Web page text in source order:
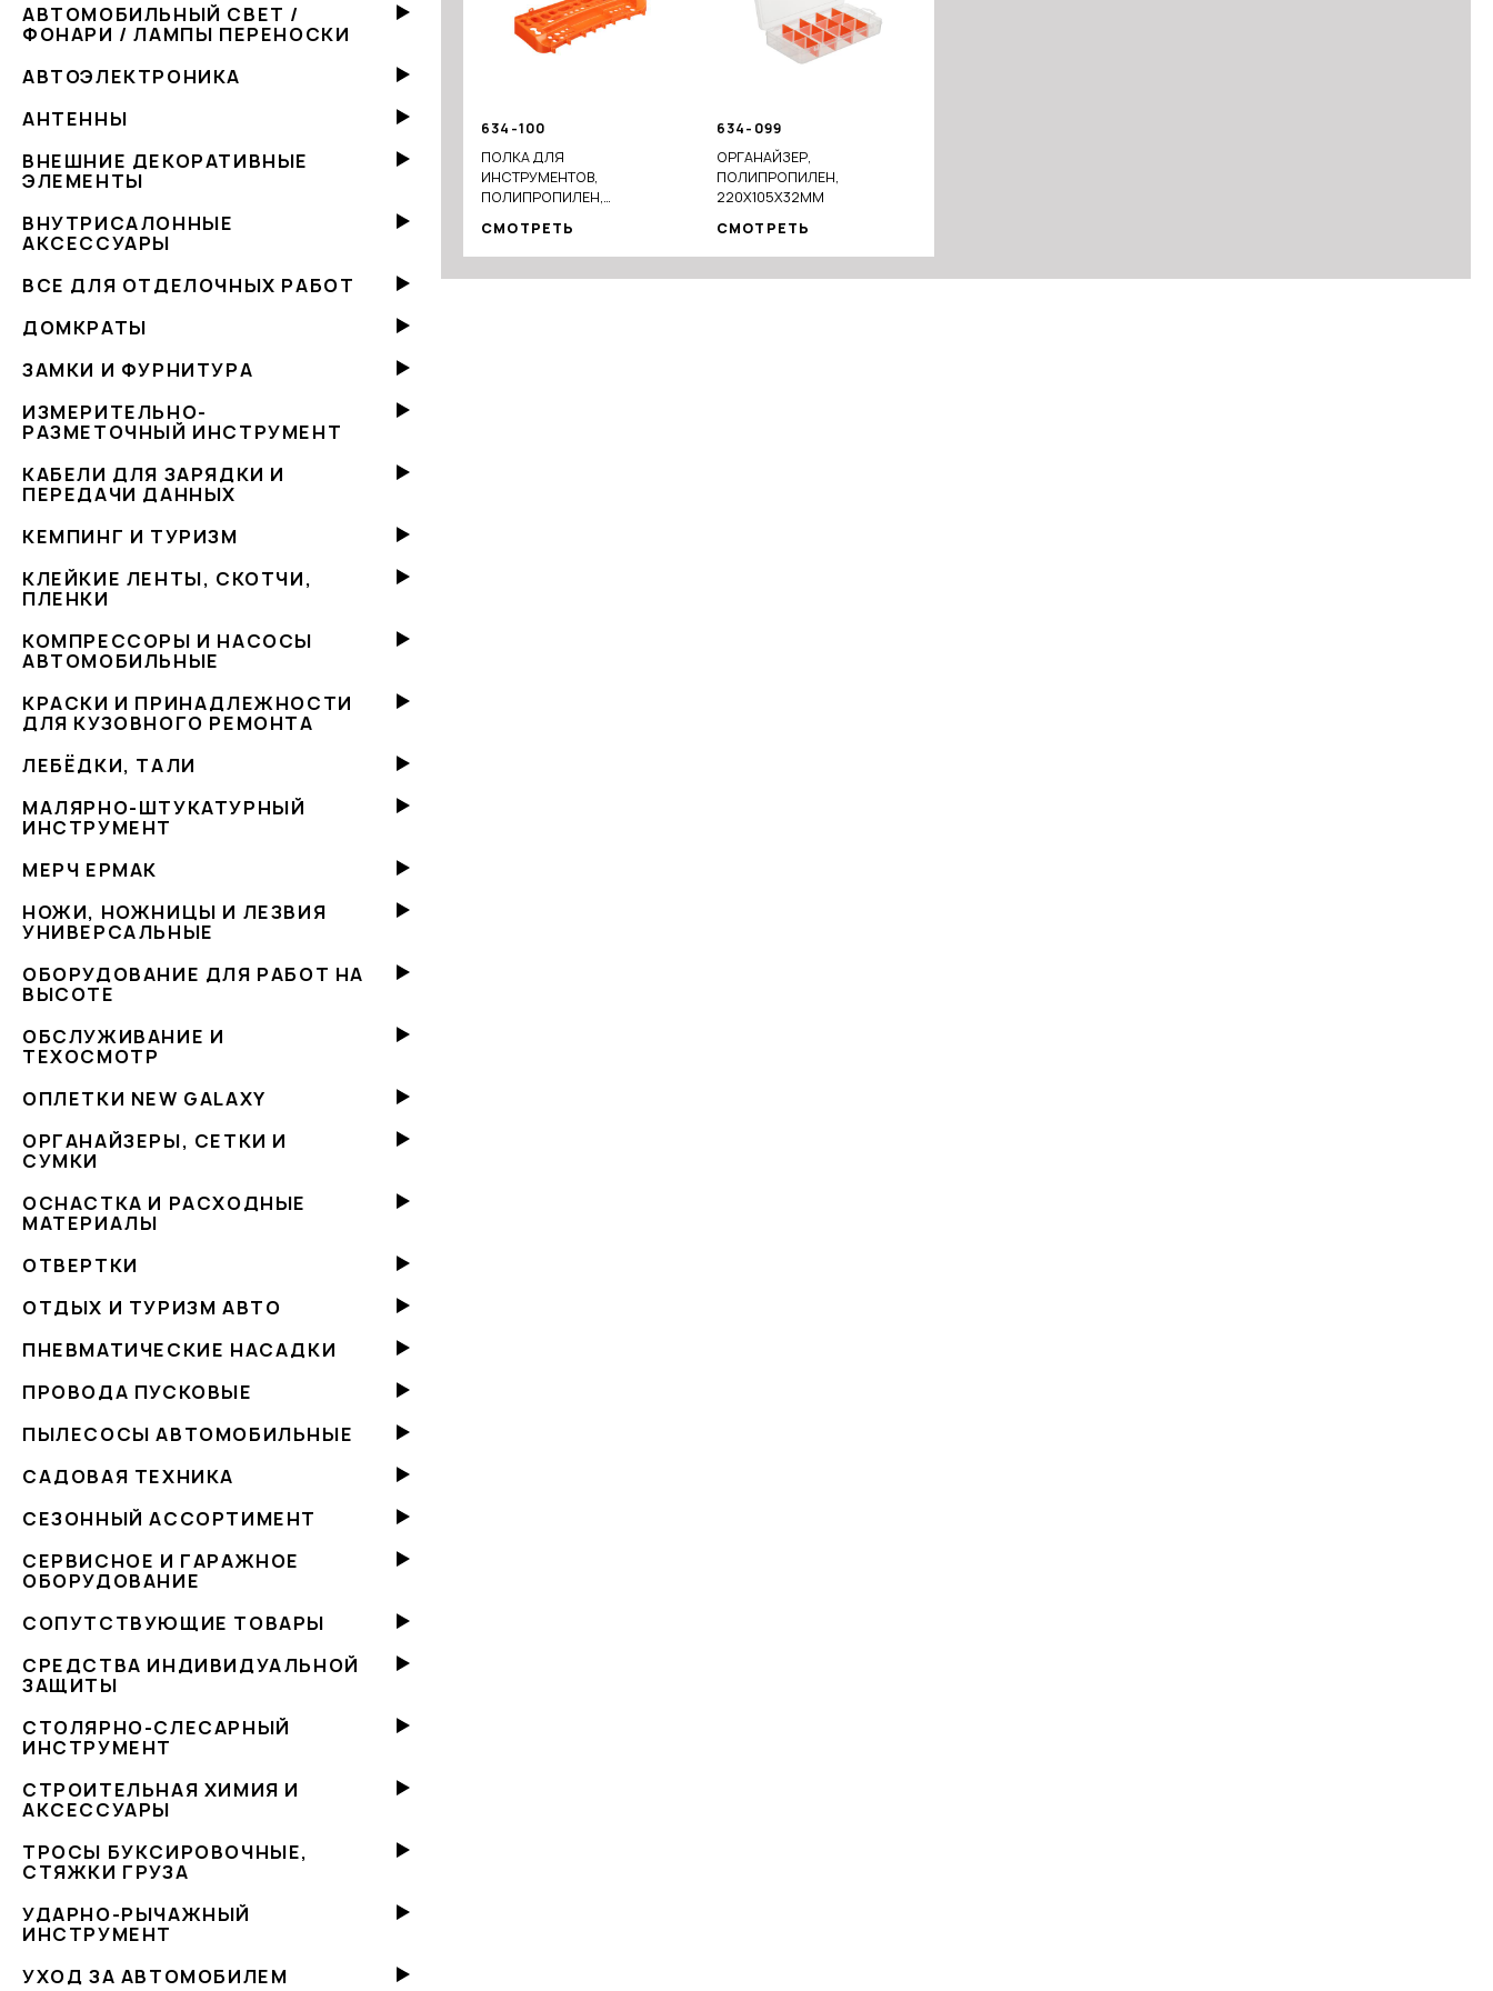
АВТОМОБИЛЬНЫЙ СВЕТ /
ФОНАРИ / ЛАМПЫ ПЕРЕНОСКИ
АВТОЭЛЕКТРОНИКА
АНТЕННЫ
ВНЕШНИЕ ДЕКОРАТИВНЫЕ
ЭЛЕМЕНТЫ
ВНУТРИСАЛОННЫЕ
АКСЕССУАРЫ
ВСЕ ДЛЯ ОТДЕЛОЧНЫХ РАБОТ
ДОМКРАТЫ
ЗАМКИ И ФУРНИТУРА
ИЗМЕРИТЕЛЬНО-
РАЗМЕТОЧНЫЙ ИНСТРУМЕНТ
КАБЕЛИ ДЛЯ ЗАРЯДКИ И
ПЕРЕДАЧИ ДАННЫХ
КЕМПИНГ И ТУРИЗМ
КЛЕЙКИЕ ЛЕНТЫ, СКОТЧИ,
ПЛЕНКИ
КОМПРЕССОРЫ И НАСОСЫ
АВТОМОБИЛЬНЫЕ
КРАСКИ И ПРИНАДЛЕЖНОСТИ
ДЛЯ КУЗОВНОГО РЕМОНТА
ЛЕБЁДКИ, ТАЛИ
МАЛЯРНО-ШТУКАТУРНЫЙ
ИНСТРУМЕНТ
МЕРЧ ЕРМАК
НОЖИ, НОЖНИЦЫ И ЛЕЗВИЯ
УНИВЕРСАЛЬНЫЕ
ОБОРУДОВАНИЕ ДЛЯ РАБОТ НА
ВЫСОТЕ
ОБСЛУЖИВАНИЕ И
ТЕХОСМОТР
ОПЛЕТКИ NEW GALAXY
ОРГАНАЙЗЕРЫ, СЕТКИ И
СУМКИ
ОСНАСТКА И РАСХОДНЫЕ
МАТЕРИАЛЫ
ОТВЕРТКИ
ОТДЫХ И ТУРИЗМ АВТО
ПНЕВМАТИЧЕСКИЕ НАСАДКИ
ПРОВОДА ПУСКОВЫЕ
ПЫЛЕСОСЫ АВТОМОБИЛЬНЫЕ
САДОВАЯ ТЕХНИКА
СЕЗОННЫЙ АССОРТИМЕНТ
СЕРВИСНОЕ И ГАРАЖНОЕ
ОБОРУДОВАНИЕ
СОПУТСТВУЮЩИЕ ТОВАРЫ
СРЕДСТВА ИНДИВИДУАЛЬНОЙ
ЗАЩИТЫ
СТОЛЯРНО-СЛЕСАРНЫЙ
ИНСТРУМЕНТ
СТРОИТЕЛЬНАЯ ХИМИЯ И
АКСЕССУАРЫ
ТРОСЫ БУКСИРОВОЧНЫЕ,
СТЯЖКИ ГРУЗА
УДАРНО-РЫЧАЖНЫЙ
ИНСТРУМЕНТ
УХОД ЗА АВТОМОБИЛЕМ
634-100
ПОЛКА ДЛЯ
ИНСТРУМЕНТОВ,
ПОЛИПРОПИЛЕН,
СМОТРЕТЬ
634-099
ОРГАНАЙЗЕР,
ПОЛИПРОПИЛЕН,
220X105Х32ММ
СМОТРЕТЬ